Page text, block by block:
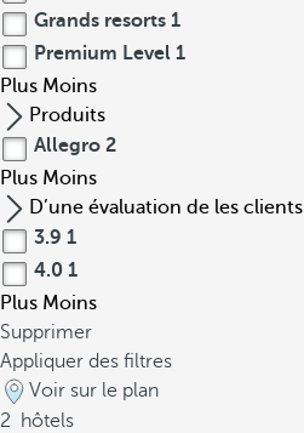
Grands resorts 1
Premium Level 1
Plus Moins
Produits
Allegro 2
Plus Moins
D’une évaluation de les clients
3.9 1
4.0 1
Plus Moins
Supprimer
Appliquer des filtres
Voir sur le plan
2
hôtels